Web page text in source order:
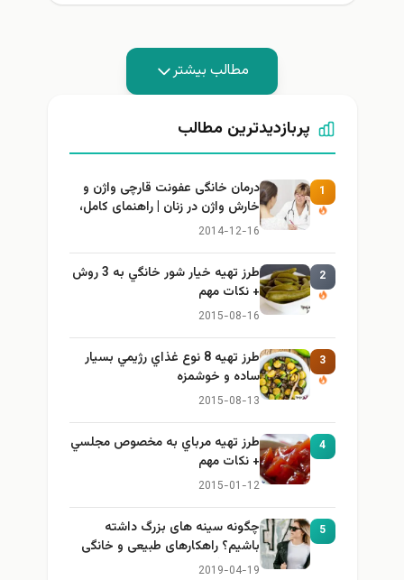
مطالب بیشتر
پربازدیدترین مطالب
1
درمان خانگی عفونت قارچی واژن و
خارش واژن در زنان | راهنمای کامل،
ایمن و کاربردی
2014-12-16
2
طرز تهيه خیار شور خانگي به 3 روش
+ نكات مهم
2015-08-16
3
طرز تهيه 8 نوع غذاي رژيمي بسيار
ساده و خوشمزه
2015-08-13
4
طرز تهيه مرباي به مخصوص مجلسي
+ نكات مهم
2015-01-12
5
چگونه سینه های بزرگ داشته
باشیم؟ راهکارهای طبیعی و خانگی
برای بزرگ کردن سینه
2019-04-19